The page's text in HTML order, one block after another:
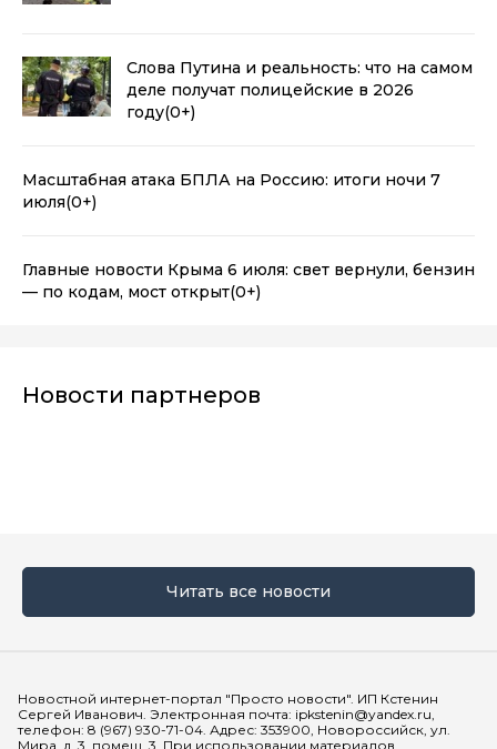
Слова Путина и реальность: что на самом
деле получат полицейские в 2026
году(0+)
Масштабная атака БПЛА на Россию: итоги ночи 7
июля(0+)
Главные новости Крыма 6 июля: свет вернули, бензин
— по кодам, мост открыт(0+)
Новости партнеров
Читать все новости
Новостной интернет-портал "Просто новости". ИП Кстенин
Сергей Иванович. Электронная почта: ipkstenin@yandex.ru,
телефон: 8 (967) 930-71-04. Адрес: 353900, Новороссийск, ул.
Мира, д. 3, помещ. 3. При использовании материалов